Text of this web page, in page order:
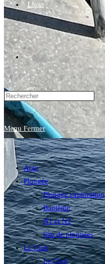
Liens
Toggle
website
search
Menu Fermer
Actu
Plongée
Plongée exploration
Baptême
N1 et N2
Site de plongées
Le Club
Le Club